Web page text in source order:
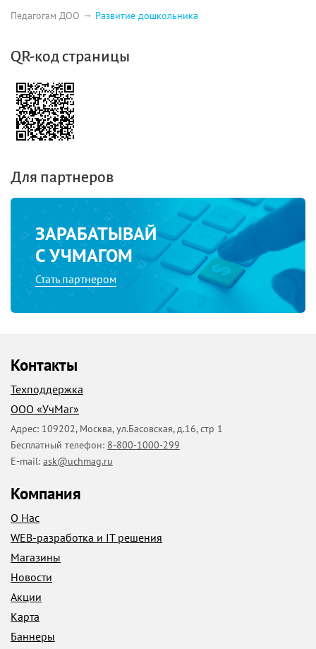
Педагогам ДОО Развитие дошкольника
QR-код страницы
Для партнеров
ЗАРАБАТЫВАЙ
С УЧМАГОМ
Стать партнером
Контакты
Техподдержка
ООО «УчМаг»
Адрес: 109202, Москва,ул.Басовская, д.16, стр 1
Бесплатный телефон: 8-800-1000-299
E-mail: ask@uchmag.ru
Компания
О Нас
WEB-разработка и IT решения
Магазины
Новости
Акции
Карта
Баннеры